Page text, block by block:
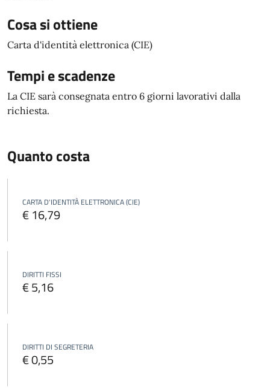
Cosa si ottiene
Carta d'identità elettronica (CIE)
Tempi e scadenze
La CIE sarà consegnata entro 6 giorni lavorativi dalla
richiesta.
Quanto costa
CARTA D'IDENTITÀ ELETTRONICA (CIE)
€ 16,79
DIRITTI FISSI
€ 5,16
DIRITTI DI SEGRETERIA
€ 0,55